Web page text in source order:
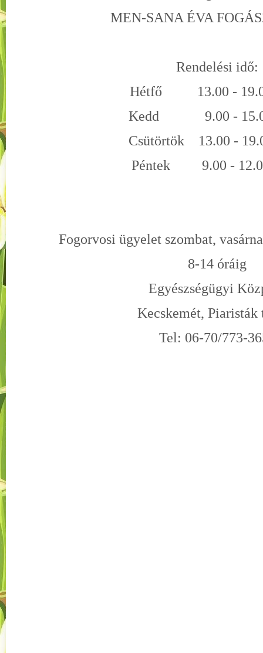
MEN-SANA ÉVA
Rendelési idő:
Hétfő 13.00 -
Kedd 9.00 -
Csütörtök 13.00 -
Péntek 9.00 -
Fogorvosi ügyelet szombat,
8-14 óráig
Egyészségügyi
Kecskemét, Piaristák
Tel: 06-70/773-